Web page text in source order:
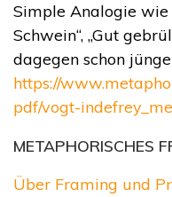
Simple Analogie wie
Schwein“, „Gut
dagegen schon
https://
pdf/vogt-
METAPHORISCHES
Über Framing und